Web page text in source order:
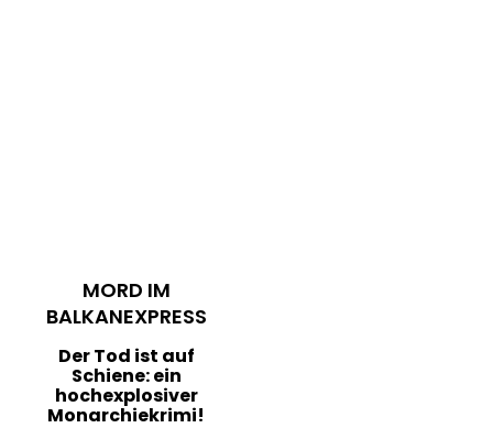
MORD IM
BALKANEXPRESS
Der Tod ist auf
Schiene: ein
hochexplosiver
Monarchiekrimi!